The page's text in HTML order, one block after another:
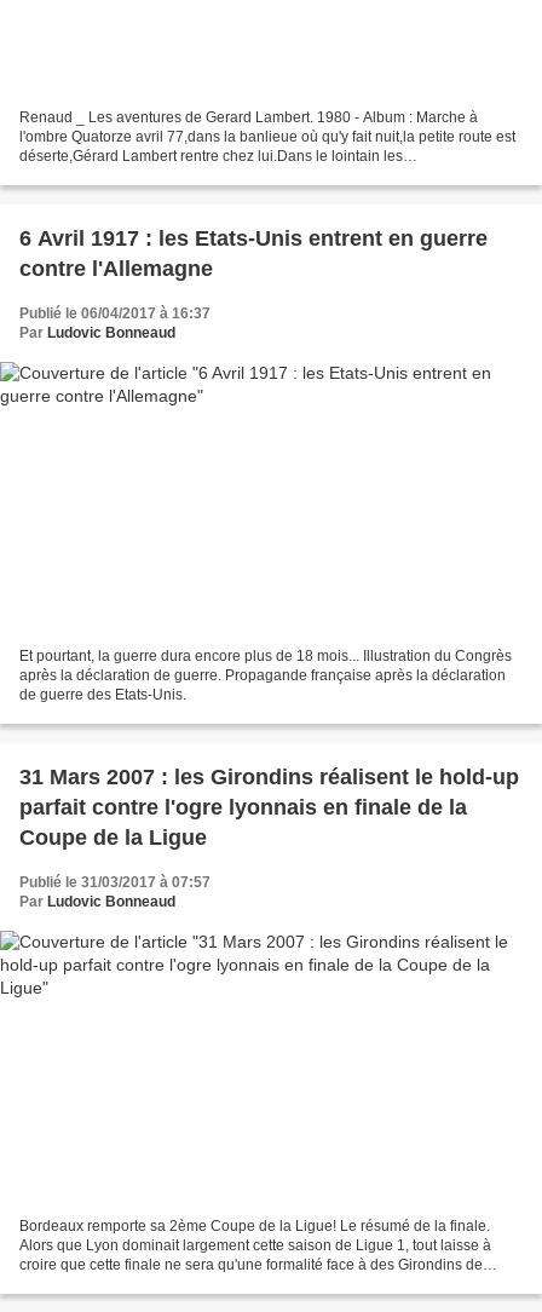
Renaud _ Les aventures de Gerard Lambert. 1980 - Album : Marche à
l'ombre Quatorze avril 77,dans la banlieue où qu'y fait nuit,la petite route est
déserte,Gérard Lambert rentre chez lui.Dans le lointain les
6 Avril 1917 : les Etats-Unis entrent en guerre
contre l'Allemagne
Publié le 06/04/2017 à 16:37
Par Ludovic Bonneaud
Et pourtant, la guerre dura encore plus de 18 mois... Illustration du Congrès
après la déclaration de guerre. Propagande française après la déclaration
de guerre des Etats-Unis.
31 Mars 2007 : les Girondins réalisent le hold-up
parfait contre l'ogre lyonnais en finale de la
Coupe de la Ligue
Publié le 31/03/2017 à 07:57
Par Ludovic Bonneaud
Bordeaux remporte sa 2ème Coupe de la Ligue! Le résumé de la finale.
Alors que Lyon dominait largement cette saison de Ligue 1, tout laisse à
croire que cette finale ne sera qu'une formalité face à des Girondins de